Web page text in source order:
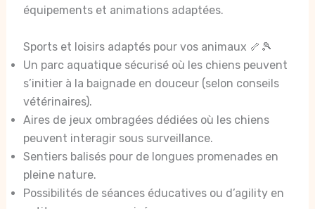
équipements et animations adaptées.
Sports et loisirs adaptés pour vos animaux 🦴🎾
Un parc aquatique sécurisé où les chiens peuvent
s’initier à la baignade en douceur (selon conseils
vétérinaires).
Aires de jeux ombragées dédiées où les chiens
peuvent interagir sous surveillance.
Sentiers balisés pour de longues promenades en
pleine nature.
Possibilités de séances éducatives ou d’agility en